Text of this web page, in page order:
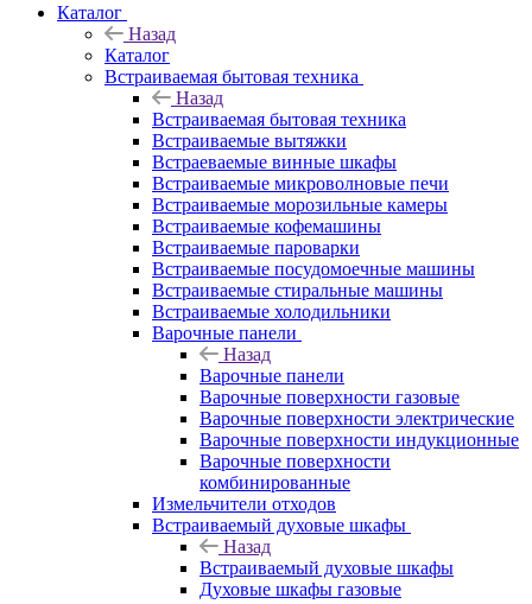
Каталог
Назад
Каталог
Встраиваемая бытовая техника
Назад
Встраиваемая бытовая техника
Встраиваемые вытяжки
Встраеваемые винные шкафы
Встраиваемые микроволновые печи
Встраиваемые морозильные камеры
Встраиваемые кофемашины
Встраиваемые пароварки
Встраиваемые посудомоечные машины
Встраиваемые стиральные машины
Встраиваемые холодильники
Варочные панели
Назад
Варочные панели
Варочные поверхности газовые
Варочные поверхности электрические
Варочные поверхности индукционные
Варочные поверхности
комбинированные
Измельчители отходов
Встраиваемый духовые шкафы
Назад
Встраиваемый духовые шкафы
Духовые шкафы газовые